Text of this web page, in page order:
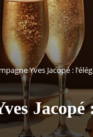
Yves Jacopé :
Jacopé